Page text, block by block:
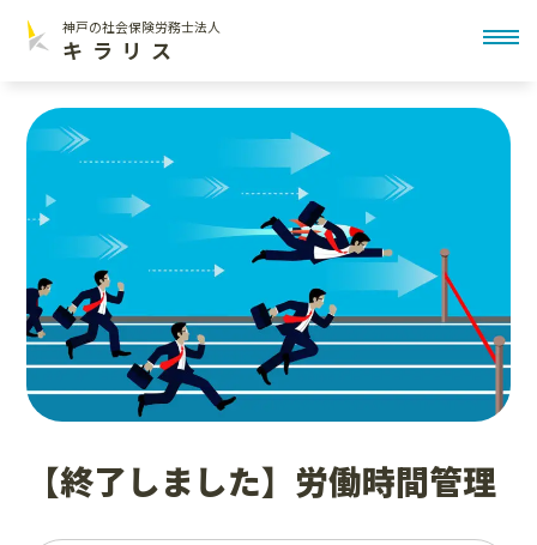
神戸の社会保険労務士法人
キラリス
【終了しました】労働時間管理